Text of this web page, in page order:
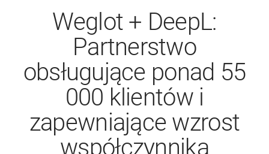
Od tłumaczeń po platformę głosową w czasie rzeczywistym
Building an instantly accessible voice demo with DeepL
Weglot + DeepL:
Partnerstwo
obsługujące ponad 55
000 klientów i
zapewniające wzrost
współczynnika